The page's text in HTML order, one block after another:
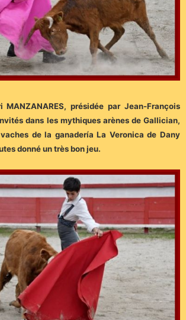
présidée par Jean-François
dans les mythiques arènes de Gallician,
de la ganadería La Veronica de Dany
donné un très bon jeu.